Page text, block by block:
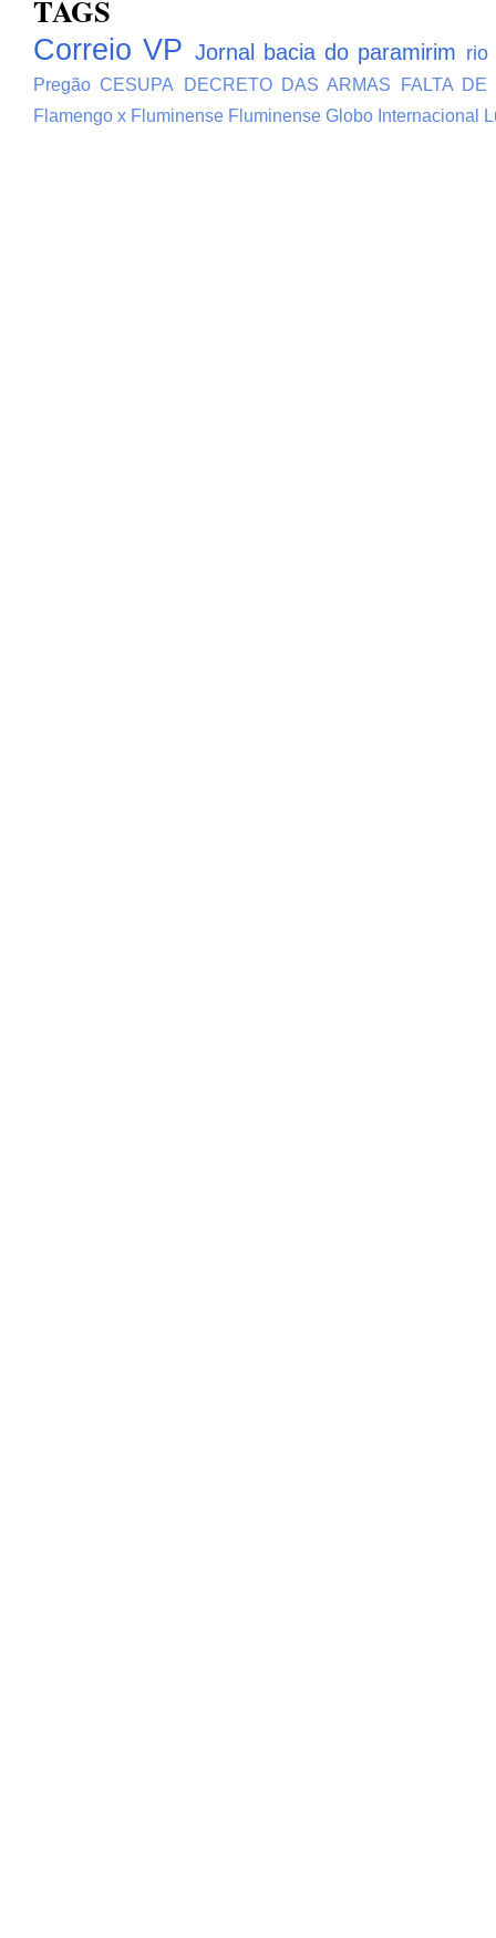
TAGS
Correio VP Jornal bacia do paramirim rio
Pregão CESUPA DECRETO DAS ARMAS
FALTA DE
Flamengo x Fluminense Fluminense Globo Internacional